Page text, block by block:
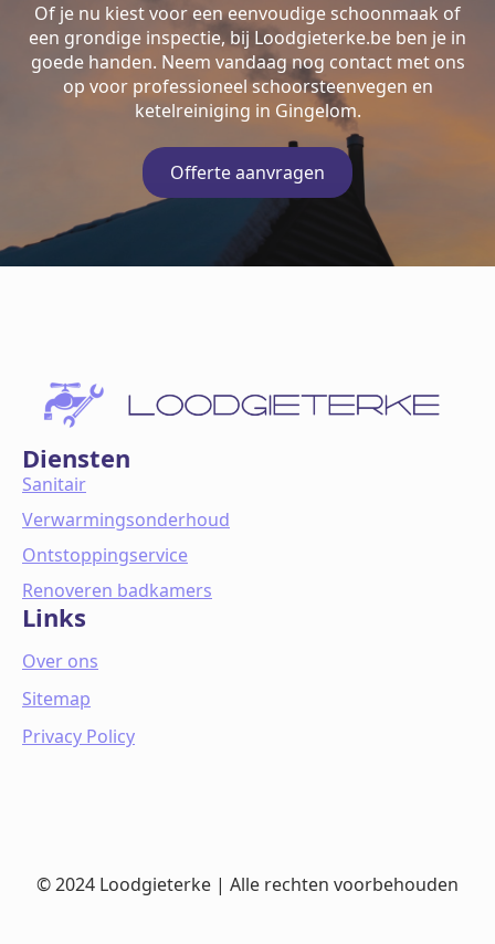
Of je nu kiest voor een eenvoudige schoonmaak of
een grondige inspectie, bij Loodgieterke.be ben je in
goede handen. Neem vandaag nog contact met ons
op voor professioneel schoorsteenvegen en
ketelreiniging in Gingelom.
Offerte aanvragen
Diensten
Sanitair
Verwarmingsonderhoud
Ontstoppingservice
Renoveren badkamers
Links
Over ons
Sitemap
Privacy Policy
© 2024 Loodgieterke | Alle rechten voorbehouden